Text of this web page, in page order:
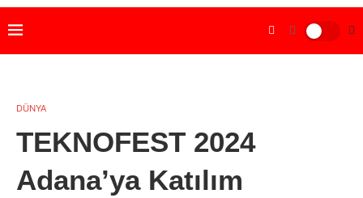
DÜNYA
TEKNOFEST 2024
Adana’ya Katılım